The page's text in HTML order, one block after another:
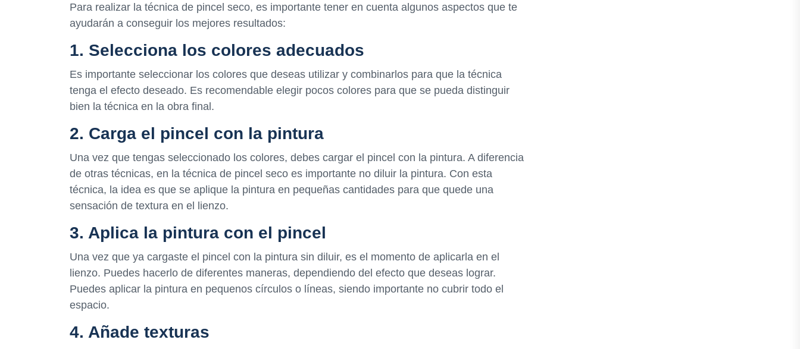
Para realizar la técnica de pincel seco, es importante tener en cuenta algunos aspectos que te
ayudarán a conseguir los mejores resultados:
1. Selecciona los colores adecuados
Es importante seleccionar los colores que deseas utilizar y combinarlos para que la técnica
tenga el efecto deseado. Es recomendable elegir pocos colores para que se pueda distinguir
bien la técnica en la obra final.
2. Carga el pincel con la pintura
Una vez que tengas seleccionado los colores, debes cargar el pincel con la pintura. A diferencia
de otras técnicas, en la técnica de pincel seco es importante no diluir la pintura. Con esta
técnica, la idea es que se aplique la pintura en pequeñas cantidades para que quede una
sensación de textura en el lienzo.
3. Aplica la pintura con el pincel
Una vez que ya cargaste el pincel con la pintura sin diluir, es el momento de aplicarla en el
lienzo. Puedes hacerlo de diferentes maneras, dependiendo del efecto que deseas lograr.
Puedes aplicar la pintura en pequenos círculos o líneas, siendo importante no cubrir todo el
espacio.
4. Añade texturas